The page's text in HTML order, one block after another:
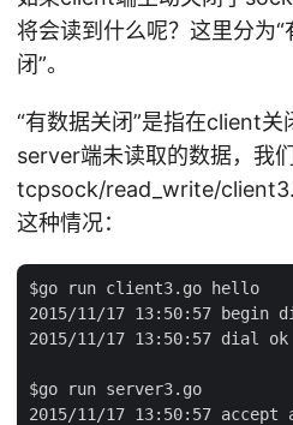
将会读到什么呢？这里分为“
闭”。
“有数据关闭”是指在client
server端未读取的数据，我
tcpsock/read_write/
这种情况：
$go run client3.go hello
2015/11/17 13:50:57 begin
2015/11/17 13:50:57 dial ok
$go run server3.go
2015/11/17 13:50:57 accept